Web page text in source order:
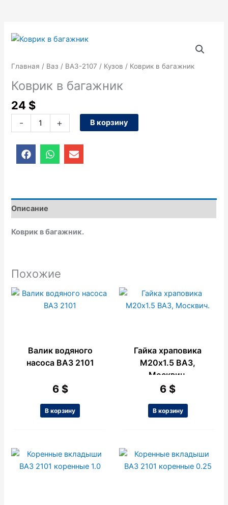
Главная / Ваз / ВАЗ-2107 / Кузов / Коврик в багажник
Коврик в багажник
24 $
-
Количество
Коврик
багажник
+ В корзину
F
a
o
o
k
W
h
a
p
E
n
o
e
Описание
Коврик в багажник.
Похожие
Валик водяного
насоса ВАЗ 2101
6 $
В корзину
Гайка храповика
М20х1.5 ВАЗ,
Москвич.
6 $
В корзину